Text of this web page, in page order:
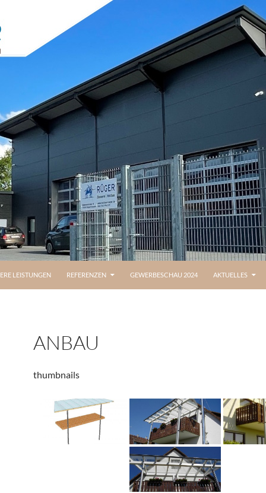
LEISTUNGEN REFERENZEN GEWERBESCHAU 2024 AKTUELLES
ANBAU
thumbnails